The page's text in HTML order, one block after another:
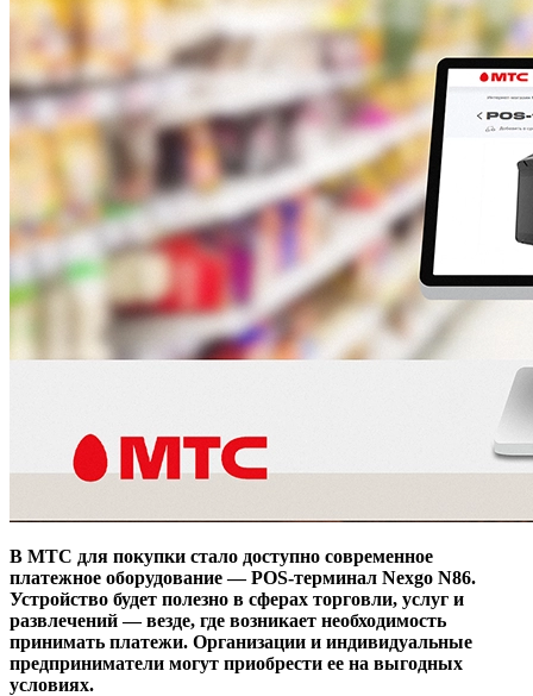
В МТС для покупки стало доступно современное
платежное оборудование — POS-терминал Nexgo N86.
Устройство будет полезно в сферах торговли, услуг и
развлечений — везде, где возникает необходимость
принимать платежи. Организации и индивидуальные
предприниматели могут приобрести ее на выгодных
условиях.